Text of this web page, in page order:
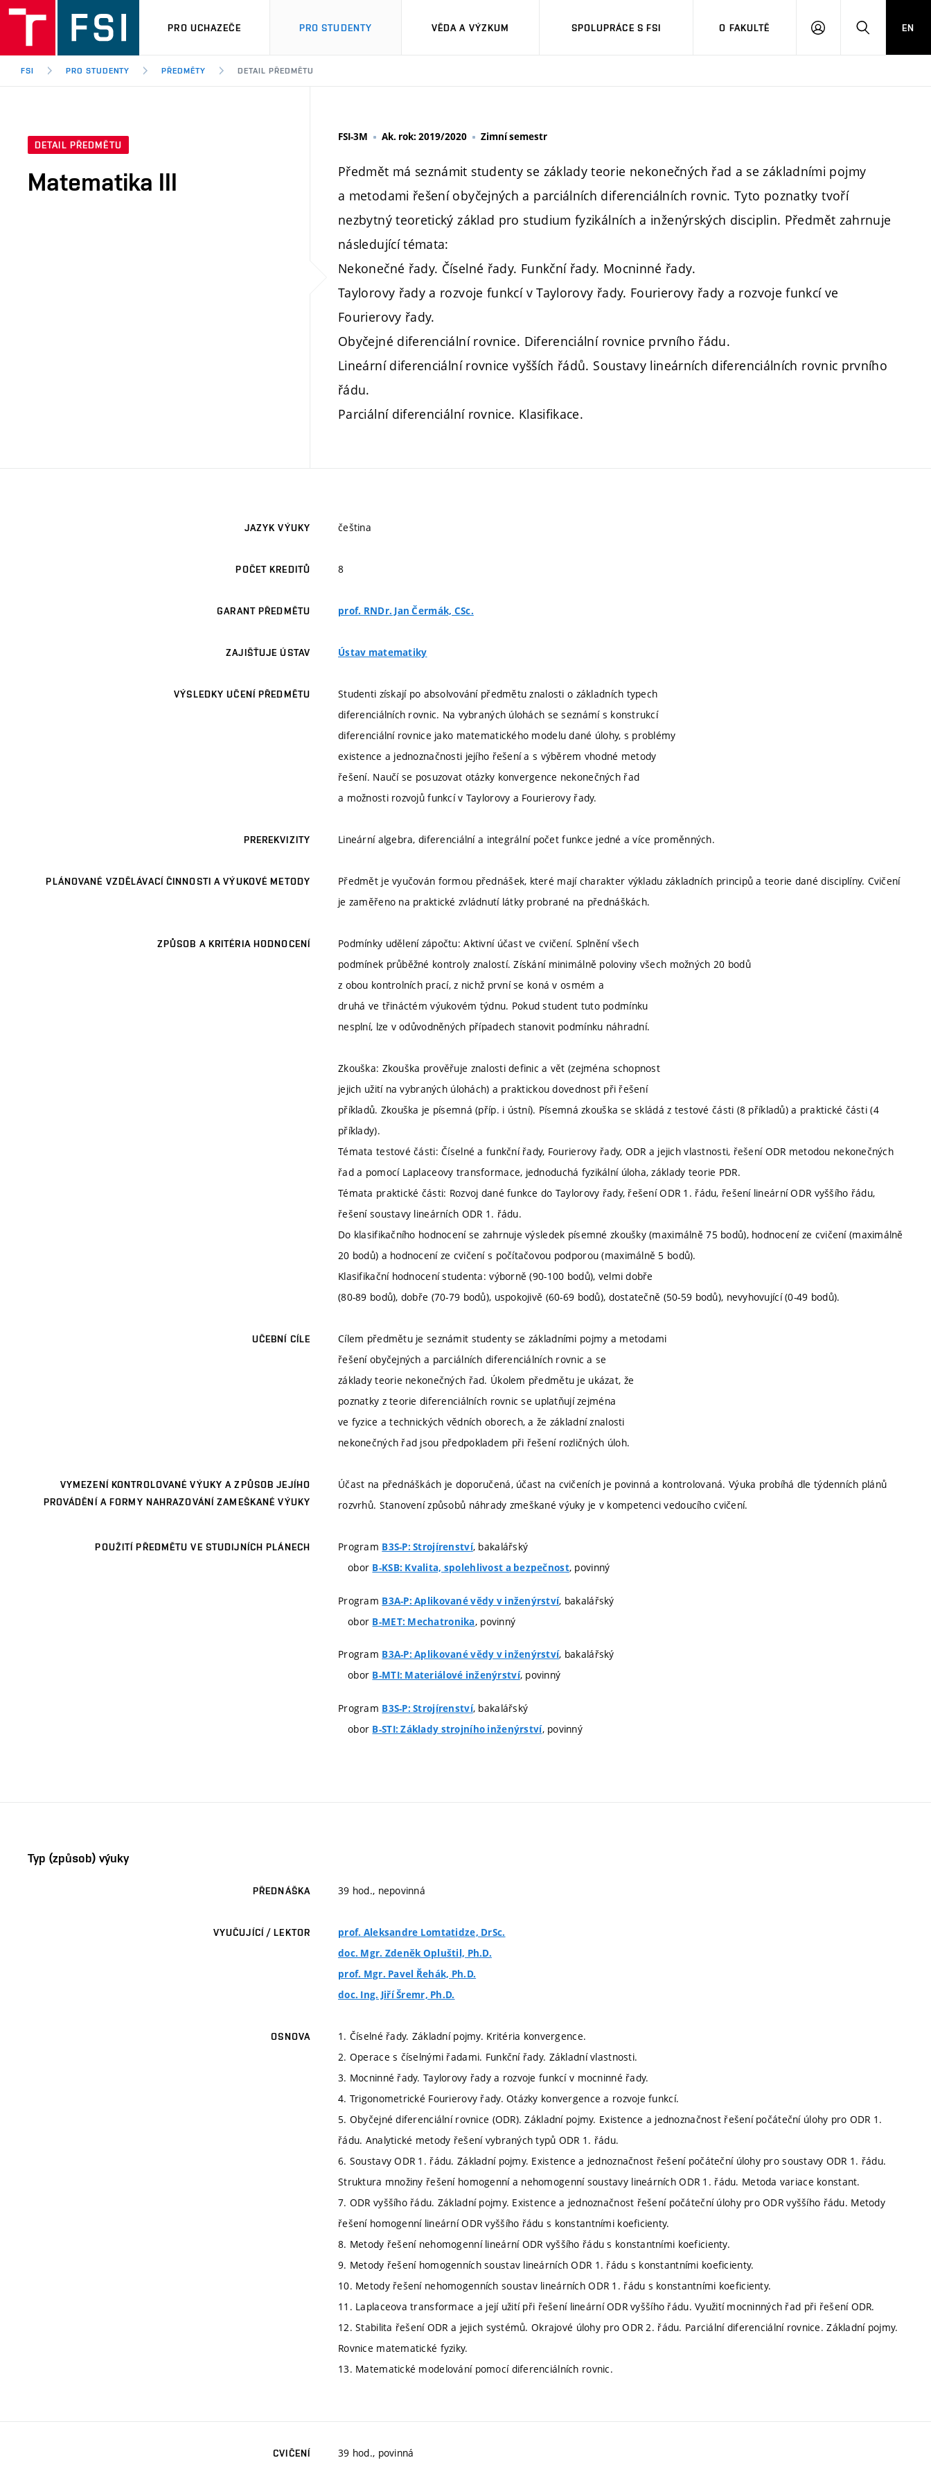
PRO UCHAZEČE PRO STUDENTY VĚDA A VÝZKUM SPOLUPRÁCE S FSI O FAKULTĚ
PŘIHLÁŠENÍHLEDAT
EN
FSI PRO STUDENTY PŘEDMĚTY DETAIL PŘEDMĚTU
DETAIL PŘEDMĚTU
Matematika III
FSI-3M Ak. rok: 2019/2020 Zimní semestr
Předmět má seznámit studenty se základy teorie nekonečných řad a se základními pojmy
a metodami řešení obyčejných a parciálních diferenciálních rovnic. Tyto poznatky tvoří
nezbytný teoretický základ pro studium fyzikálních a inženýrských disciplin. Předmět zahrnuje
následující témata:
Nekonečné řady. Číselné řady. Funkční řady. Mocninné řady.
Taylorovy řady a rozvoje funkcí v Taylorovy řady. Fourierovy řady a rozvoje funkcí ve
Fourierovy řady.
Obyčejné diferenciální rovnice. Diferenciální rovnice prvního řádu.
Lineární diferenciální rovnice vyšších řádů. Soustavy lineárních diferenciálních rovnic prvního
řádu.
Parciální diferenciální rovnice. Klasifikace.
JAZYK VÝUKY čeština
POČET KREDITŮ 8
GARANT PŘEDMĚTU prof. RNDr. Jan Čermák, CSc.
ZAJIŠŤUJE ÚSTAV Ústav matematiky
VÝSLEDKY UČENÍ PŘEDMĚTU
Studenti získají po absolvování předmětu znalosti o základních typech
diferenciálních rovnic. Na vybraných úlohách se seznámí s konstrukcí
diferenciální rovnice jako matematického modelu dané úlohy, s problémy
existence a jednoznačnosti jejího řešení a s výběrem vhodné metody
řešení. Naučí se posuzovat otázky konvergence nekonečných řad
a možnosti rozvojů funkcí v Taylorovy a Fourierovy řady.
PREREKVIZITY Lineární algebra, diferenciální a integrální počet funkce jedné a více proměnných.
PLÁNOVANÉ VZDĚLÁVACÍ ČINNOSTI A VÝUKOVÉ METODY
Předmět je vyučován formou přednášek, které mají charakter výkladu základních principů a teorie dané disciplíny. Cvičení
je zaměřeno na praktické zvládnutí látky probrané na přednáškách.
ZPŮSOB A KRITÉRIA HODNOCENÍ
Podmínky udělení zápočtu: Aktivní účast ve cvičení. Splnění všech
podmínek průběžné kontroly znalostí. Získání minimálně poloviny všech možných 20 bodů
z obou kontrolních prací, z nichž první se koná v osmém a
druhá ve třináctém výukovém týdnu. Pokud student tuto podmínku
nesplní, lze v odůvodněných případech stanovit podmínku náhradní.
Zkouška: Zkouška prověřuje znalosti definic a vět (zejména schopnost
jejich užití na vybraných úlohách) a praktickou dovednost při řešení
příkladů. Zkouška je písemná (příp. i ústní). Písemná zkouška se skládá z testové části (8 příkladů) a praktické části (4
příklady).
Témata testové části: Číselné a funkční řady, Fourierovy řady, ODR a jejich vlastnosti, řešení ODR metodou nekonečných
řad a pomocí Laplaceovy transformace, jednoduchá fyzikální úloha, základy teorie PDR.
Témata praktické části: Rozvoj dané funkce do Taylorovy řady, řešení ODR 1. řádu, řešení lineární ODR vyššího řádu,
řešení soustavy lineárních ODR 1. řádu.
Do klasifikačního hodnocení se zahrnuje výsledek písemné zkoušky (maximálně 75 bodů), hodnocení ze cvičení (maximálně
20 bodů) a hodnocení ze cvičení s počítačovou podporou (maximálně 5 bodů).
Klasifikační hodnocení studenta: výborně (90-100 bodů), velmi dobře
(80-89 bodů), dobře (70-79 bodů), uspokojivě (60-69 bodů), dostatečně (50-59 bodů), nevyhovující (0-49 bodů).
UČEBNÍ CÍLE
Cílem předmětu je seznámit studenty se základními pojmy a metodami
řešení obyčejných a parciálních diferenciálních rovnic a se
základy teorie nekonečných řad. Úkolem předmětu je ukázat, že
poznatky z teorie diferenciálních rovnic se uplatňují zejména
ve fyzice a technických vědních oborech, a že základní znalosti
nekonečných řad jsou předpokladem při řešení rozličných úloh.
VYMEZENÍ KONTROLOVANÉ VÝUKY A ZPŮSOB JEJÍHO
PROVÁDĚNÍ A FORMY NAHRAZOVÁNÍ ZAMEŠKANÉ VÝUKY
Účast na přednáškách je doporučená, účast na cvičeních je povinná a kontrolovaná. Výuka probíhá dle týdenních plánů
rozvrhů. Stanovení způsobů náhrady zmeškané výuky je v kompetenci vedoucího cvičení.
POUŽITÍ PŘEDMĚTU VE STUDIJNÍCH PLÁNECH Program B3S-P: Strojírenství, bakalářský
obor B-KSB: Kvalita, spolehlivost a bezpečnost, povinný
Program B3A-P: Aplikované vědy v inženýrství, bakalářský
obor B-MET: Mechatronika, povinný
Program B3A-P: Aplikované vědy v inženýrství, bakalářský
obor B-MTI: Materiálové inženýrství, povinný
Program B3S-P: Strojírenství, bakalářský
obor B-STI: Základy strojního inženýrství, povinný
Typ (způsob) výuky
PŘEDNÁŠKA 39 hod., nepovinná
VYUČUJÍCÍ / LEKTOR
prof. Aleksandre Lomtatidze, DrSc.
doc. Mgr. Zdeněk Opluštil, Ph.D.
prof. Mgr. Pavel Řehák, Ph.D.
doc. Ing. Jiří Šremr, Ph.D.
OSNOVA
1. Číselné řady. Základní pojmy. Kritéria konvergence.
2. Operace s číselnými řadami. Funkční řady. Základní vlastnosti.
3. Mocninné řady. Taylorovy řady a rozvoje funkcí v mocninné řady.
4. Trigonometrické Fourierovy řady. Otázky konvergence a rozvoje funkcí.
5. Obyčejné diferenciální rovnice (ODR). Základní pojmy. Existence a jednoznačnost řešení počáteční úlohy pro ODR 1.
řádu. Analytické metody řešení vybraných typů ODR 1. řádu.
6. Soustavy ODR 1. řádu. Základní pojmy. Existence a jednoznačnost řešení počáteční úlohy pro soustavy ODR 1. řádu.
Struktura množiny řešení homogenní a nehomogenní soustavy lineárních ODR 1. řádu. Metoda variace konstant.
7. ODR vyššího řádu. Základní pojmy. Existence a jednoznačnost řešení počáteční úlohy pro ODR vyššího řádu. Metody
řešení homogenní lineární ODR vyššího řádu s konstantními koeficienty.
8. Metody řešení nehomogenní lineární ODR vyššího řádu s konstantními koeficienty.
9. Metody řešení homogenních soustav lineárních ODR 1. řádu s konstantními koeficienty.
10. Metody řešení nehomogenních soustav lineárních ODR 1. řádu s konstantními koeficienty.
11. Laplaceova transformace a její užití při řešení lineární ODR vyššího řádu. Využití mocninných řad při řešení ODR.
12. Stabilita řešení ODR a jejich systémů. Okrajové úlohy pro ODR 2. řádu. Parciální diferenciální rovnice. Základní pojmy.
Rovnice matematické fyziky.
13. Matematické modelování pomocí diferenciálních rovnic.
CVIČENÍ 39 hod., povinná